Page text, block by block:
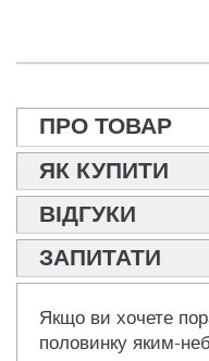
ПРО ТОВАР
ЯК КУПИТИ
ВІДГУКИ
ЗАПИТАТИ
Якщо ви хочете
половинку яким-